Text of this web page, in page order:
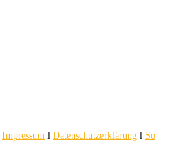
Impressum l Datenschutzerklärung l So